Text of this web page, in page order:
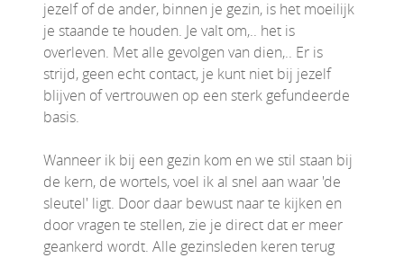
jezelf of de ander, binnen je gezin, is het moeilijk
je staande te houden. Je valt om,.. het is
overleven. Met alle gevolgen van dien,.. Er is
strijd, geen echt contact, je kunt niet bij jezelf
blijven of vertrouwen op een sterk gefundeerde
basis.
Wanneer ik bij een gezin kom en we stil staan bij
de kern, de wortels, voel ik al snel aan waar 'de
sleutel' ligt. Door daar bewust naar te kijken en
door vragen te stellen, zie je direct dat er meer
geankerd wordt. Alle gezinsleden keren terug